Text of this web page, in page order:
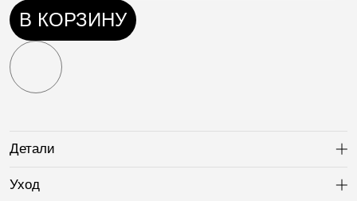
В КОРЗИНУ
Детали
Уход